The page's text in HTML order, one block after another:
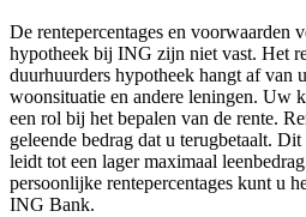
De rentepercentages en voorwaarden
hypotheek bij ING zijn niet vast. Het
duurhuurders hypotheek hangt af van
woonsituatie en andere leningen. Uw
een rol bij het bepalen van de rente.
geleende bedrag dat u terugbetaalt.
leidt tot een lager maximaal
persoonlijke rentepercentages kunt u
ING Bank.